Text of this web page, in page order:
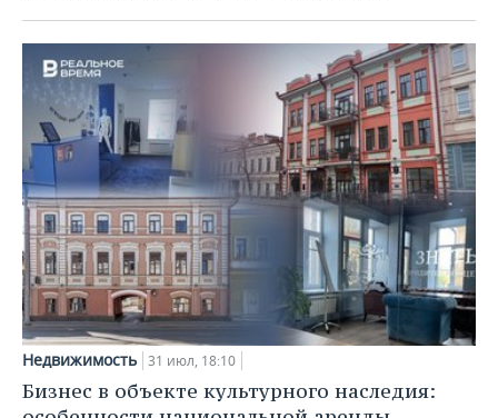
Недвижимость 31 июл, 18:10
Бизнес в объекте культурного наследия: